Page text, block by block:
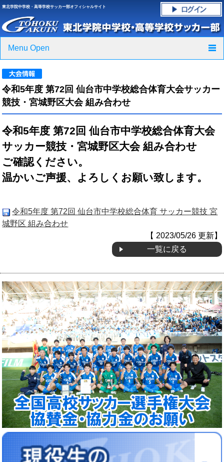
東北学院中学校・高等学校サッカー部オフィシャルサイト
Menu Open
ニュース
スケジュール
グラウンド・施設紹介
応援グッズご案内
令和5年度 第72回 仙台市中学校総合体育大会サッカー
競技・宮城野区大会 組み合わせ
令和5年度 第72回 仙台市中学校総合体育大会
サッカー競技・宮城野区大会 組み合わせ
ご確認ください。
温かいご声援、よろしくお願い致します。
令和5年度 第72回 仙台市中学校総合体育 サッカー競技 宮
城野区 組み合わせ
【 2023/05/26 更新】
一覧に戻る